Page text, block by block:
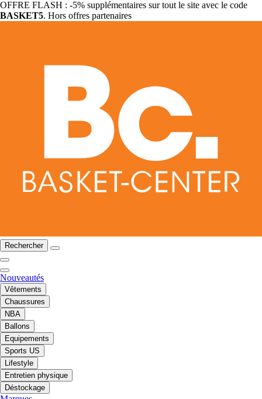
OFFRE FLASH : -5% supplémentaires sur tout le site avec le code
BASKET5. Hors offres partenaires
Rechercher
Nouveautés
Vêtements
Chaussures
NBA
Ballons
Equipements
Sports US
Lifestyle
Entretien physique
Déstockage